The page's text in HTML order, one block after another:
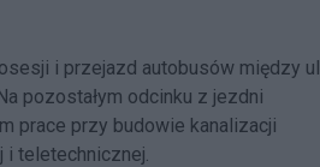
i przejazd autobusów między ul.
pozostałym odcinku z jezdni
prace przy budowie kanalizacji
teletechnicznej.